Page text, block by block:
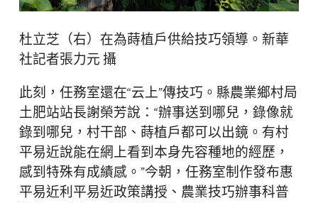
杜立芝（右）在為蒔植戶供給技巧領導。新華
社記者張力元 攝
此刻，任務室還在“云上”傳技巧。縣農業鄉村局
土肥站站長謝榮芳說：“辦事送到哪兒，錄像就
錄到哪兒，村干部、蒔植戶都可以出鏡。有村
平易近說能在網上看到本身先容種地的經歷，
感到特殊有成績感。”今朝，任務室制作發布惠
平易近利平易近政策講授、農業技巧辦事科普